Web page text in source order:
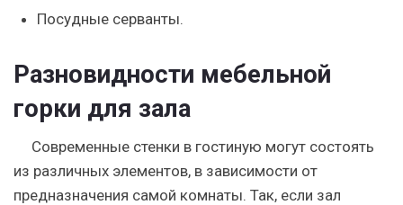
Посудные серванты.
Разновидности мебельной
горки для зала
Современные стенки в гостиную могут состоять
из различных элементов, в зависимости от
предназначения самой комнаты. Так, если зал